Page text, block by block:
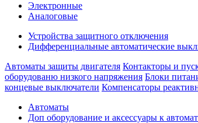
Электронные
Аналоговые
Устройства защитного отключения
Дифференциальные автоматические
Автоматы защиты двигателя Контакторы и
оборудованю низкого напряжения Блоки
концевые выключатели Компенсаторы
Автоматы
Доп оборудование и аксессуары к